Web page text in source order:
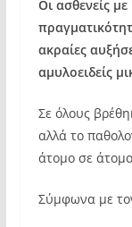
Οι ασθενείς με
ακραίες
αμυλοειδείς
Σε όλους
αλλά το
άτομο σε
Σύμφωνα με